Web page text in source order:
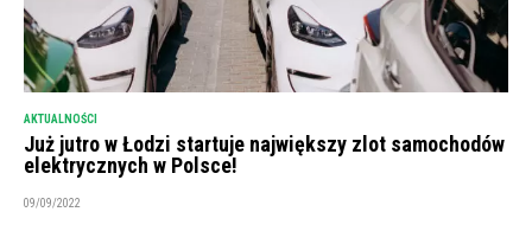
AKTUALNOŚCI
Już jutro w Łodzi startuje największy zlot samochodów
elektrycznych w Polsce!
09/09/2022